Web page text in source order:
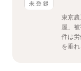
東京
屋」
件は
を垂